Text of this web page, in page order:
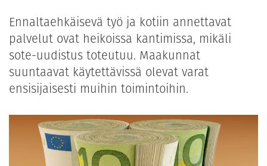
Ennaltaehkäisevä työ ja kotiin annettavat
palvelut ovat heikoissa kantimissa, mikäli
sote-uudistus toteutuu. Maakunnat
suuntaavat käytettävissä olevat varat
ensisijaisesti muihin toimintoihin.